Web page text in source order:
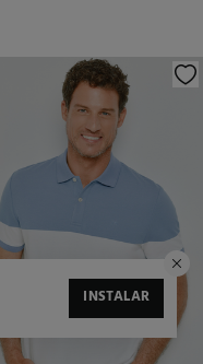
INSTALAR